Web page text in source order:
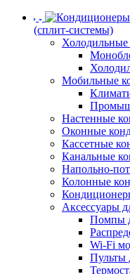
(сплит-системы)
Холодильные
Мобильные
Настенные
Оконные
Кассетные
Канальные
Напольно-
Колонные
Аксессуары
Помпы
Wi-Fi
Пульты